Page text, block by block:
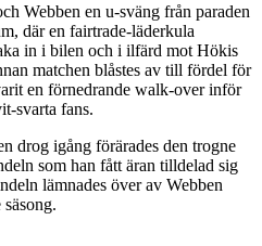
Webben en u-sväng från paraden
där en fairtrade-läderkula
in i bilen och i ilfärd mot Hökis
matchen blåstes av till fördel för
en förnedrande walk-over inför
svarta fans.
drog igång förärades den trogne
som han fått äran tilldelad sig
lämnades över av Webben